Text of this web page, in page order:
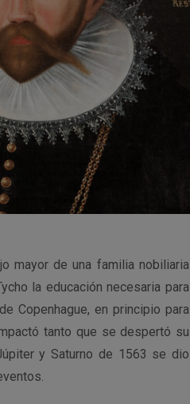
mayor de una familia nobiliaria
la educación necesaria para
Copenhague, en principio para
tanto que se despertó su
y Saturno de 1563 se dio